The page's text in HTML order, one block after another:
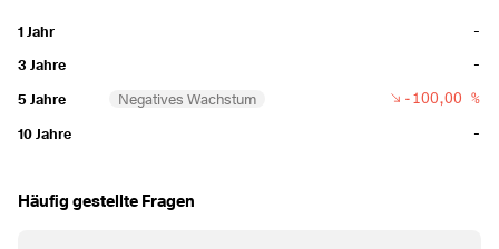
2017
Ausgezahlt
2016
6,54 %
Ausgezahlt
Häufig gestellte Fragen
1 Jahr -
3 Jahre -
5 Jahre Negatives Wachstum
-100,00 %
10 Jahre
-